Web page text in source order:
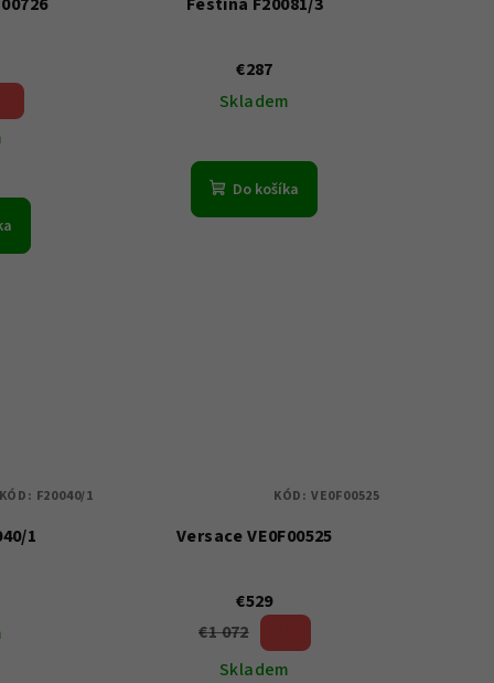
€287
Skladem
Do košíka
1
KÓD: F20040/1
Versace VE0F00525
€529
€1 072
Skladem
KÓD: VE0F00525